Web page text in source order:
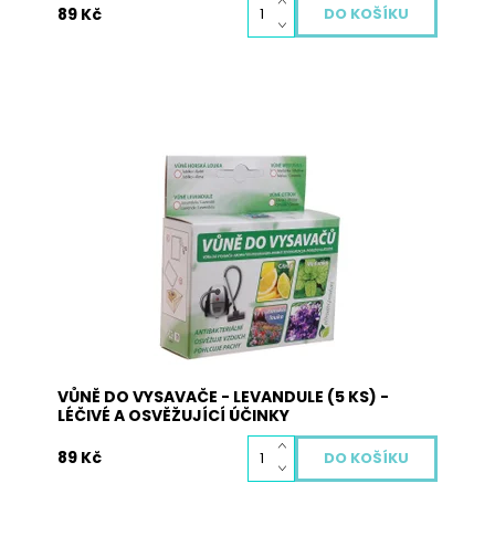
89 Kč
Vůně do vysavače je vyrobena z přírodních
materiálů a neobsahuje žádné nebezpečné
látky. Pohlcuje pachy, osvěžuje vzduch a plní
antibakteriální funkci. Použití: vysypte obsah
sáčků s vůní na podlahu a obsah vysajte. Při
zahřátí obsahu sáčku dojde k uvolnění...
Skladem
3003
VŮNĚ DO VYSAVAČE - LEVANDULE (5 KS) -
LÉČIVÉ A OSVĚŽUJÍCÍ ÚČINKY
89 Kč